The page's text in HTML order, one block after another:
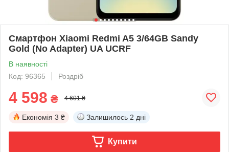
Смартфон Xiaomi Redmi A5 3/64GB Sandy
Gold (No Adapter) UA UCRF
В наявності
Код: 96365
Роздріб
4 598 ₴ 4 601 ₴
Економія 3 ₴ Залишилось 2 дні
Купити